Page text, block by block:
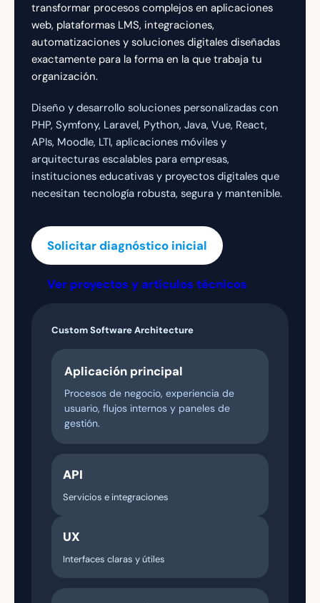
transformar procesos complejos en aplicaciones
web, plataformas LMS, integraciones,
automatizaciones y soluciones digitales diseñadas
exactamente para la forma en la que trabaja tu
organización.
Diseño y desarrollo soluciones personalizadas con
PHP, Symfony, Laravel, Python, Java, Vue, React,
APIs, Moodle, LTI, aplicaciones móviles y
arquitecturas escalables para empresas,
instituciones educativas y proyectos digitales que
necesitan tecnología robusta, segura y mantenible.
Solicitar diagnóstico inicial
Ver proyectos y artículos técnicos
Custom Software Architecture
Aplicación principal
Procesos de negocio, experiencia de
usuario, flujos internos y paneles de
gestión.
API
Servicios e integraciones
UX
Interfaces claras y útiles